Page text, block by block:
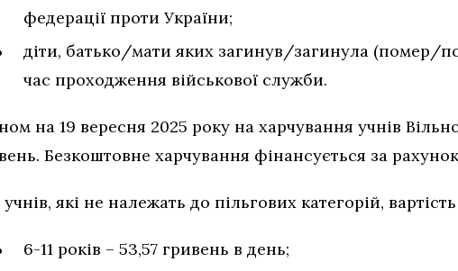
федерації проти України;
діти, батько/мати яких загинув/загинула (помер/
час проходження військової служби.
на 19 вересня 2025 року на харчування учнів
Безкоштовне харчування фінансується за
які не належать до пільгових категорій,
6-11 років – 53,57 гривень в день;